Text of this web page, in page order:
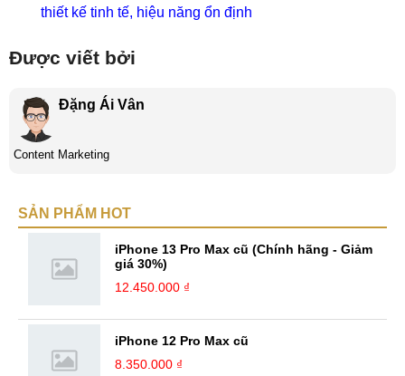
thiết kế tinh tế, hiệu năng ổn định
Được viết bởi
Đặng Ái Vân
Content Marketing
SẢN PHẨM HOT
iPhone 13 Pro Max cũ (Chính hãng - Giảm
giá 30%)
12.450.000 ₫
iPhone 12 Pro Max cũ
8.350.000 ₫